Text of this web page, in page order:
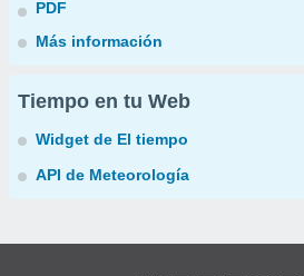
PDF
Más información
Tiempo en tu Web
Widget de El tiempo
API de Meteorología